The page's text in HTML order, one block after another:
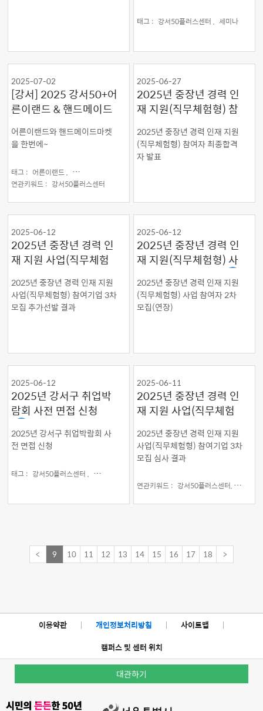
태그 : 강서50플러스센터 , 세미나
2025-07-02
[강서] 2025 강서50+어
른이랜드 & 핸드메이드
어른이랜드와 핸드메이드마켓
을 한번에~
태그 : 어른이랜드 , 핸드메이드마켓
연관키워드 : 강서50플러스센터
2025-06-27
2025년 중장년 경력 인
재 지원(직무체험형) 참
2025년 중장년 경력 인재 지원
(직무체험형) 참여자 최종합격
자 발표
2025-06-12
2025년 중장년 경력 인
재 지원 사업(직무체험
추가선발 결과
2025년 중장년 경력 인재 지원
사업(직무체험형) 참여기업 3차
모집 추가선발 결과
2025-06-12
2025년 중장년 경력 인
재 지원(직무체험형) 사
2025년 중장년 경력 인재 지원
(직무체험형) 사업 참여자 2차
모집(연장)
2025-06-12
2025년 강서구 취업박
람회 사전 면접 신청
2025년 강서구 취업박람회 사
전 면접 신청
태그 : 강서50플러스센터 , 기업연계일자리 ,
2025-06-11
2025년 중장년 경력 인
재 지원 사업(직무체험
심사 결과
2025년 중장년 경력 인재 지원
사업(직무체험형) 참여기업 3차
모집 심사 결과
연관키워드 : 강서50플러스센터, 공지사
< 9 10 11 12 13 14 15 16 17 18 >
이용약관 | 개인정보처리방침 | 사이트맵
|
캠퍼스 및 센터 위치
대관하기